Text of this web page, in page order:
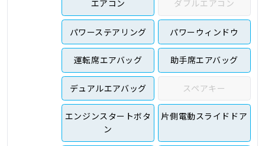
エアコン ダブルエアコン
パワーステアリング パワーウィンドウ
運転席エアバッグ 助手席エアバッグ
デュアルエアバッグ スペアキー
エンジンスタートボタ
ン
片側電動スライドドア